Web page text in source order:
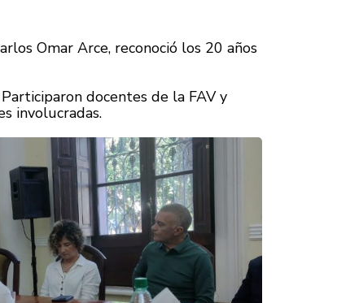
Omar Arce, reconoció los 20 años
docentes de la FAV y
involucradas.